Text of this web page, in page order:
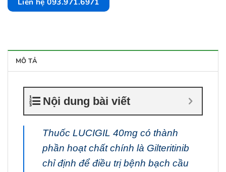
MÔ TẢ
Nội dung bài viết
Thuốc LUCIGIL 40mg có thành
phần hoạt chất chính là Gilteritinib
chỉ định để điều trị bệnh bạch cầu